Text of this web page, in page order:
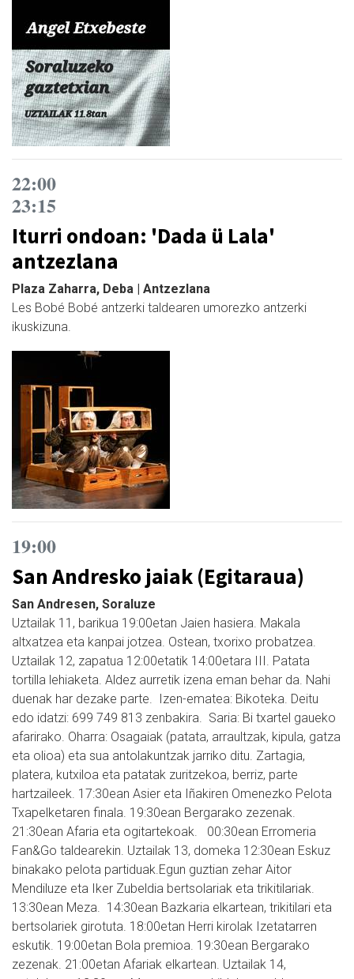
22:00
23:15
Iturri ondoan: 'Dada ü Lala'
antzezlana
Plaza Zaharra, Deba | Antzezlana
Les Bobé Bobé antzerki taldearen umorezko antzerki
ikuskizuna.
19:00
San Andresko jaiak (Egitaraua)
San Andresen, Soraluze
Uztailak 11, barikua 19:00etan Jaien hasiera. Makala
altxatzea eta kanpai jotzea. Ostean, txorixo probatzea.
Uztailak 12, zapatua 12:00etatik 14:00etara III. Patata
tortilla lehiaketa. Aldez aurretik izena eman behar da. Nahi
duenak har dezake parte. Izen-ematea: Bikoteka. Deitu
edo idatzi: 699 749 813 zenbakira. Saria: Bi txartel gaueko
afarirako. Oharra: Osagaiak (patata, arraultzak, kipula, gatza
eta olioa) eta sua antolakuntzak jarriko ditu. Zartagia,
platera, kutxiloa eta patatak zuritzekoa, berriz, parte
hartzaileek. 17:30ean Asier eta Iñakiren Omenezko Pelota
Txapelketaren finala. 19:30ean Bergarako zezenak.
21:30ean Afaria eta ogitartekoak. 00:30ean Erromeria
Fan&Go taldearekin. Uztailak 13, domeka 12:30ean Eskuz
binakako pelota partiduak.Egun guztian zehar Aitor
Mendiluze eta Iker Zubeldia bertsolariak eta trikitilariak.
13:30ean Meza. 14:30ean Bazkaria elkartean, trikitilari eta
bertsolariek girotuta. 18:00etan Herri kirolak Izetatarren
eskutik. 19:00etan Bola premioa. 19:30ean Bergarako
zezenak. 21:00etan Afariak elkartean. Uztailak 14,